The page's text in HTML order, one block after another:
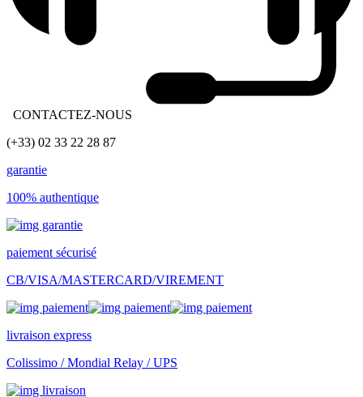
CONTACTEZ-NOUS
(+33) 02 33 22 28 87
garantie
100% authentique
paiement sécurisé
CB/VISA/MASTERCARD/VIREMENT
livraison express
Colissimo / Mondial Relay / UPS